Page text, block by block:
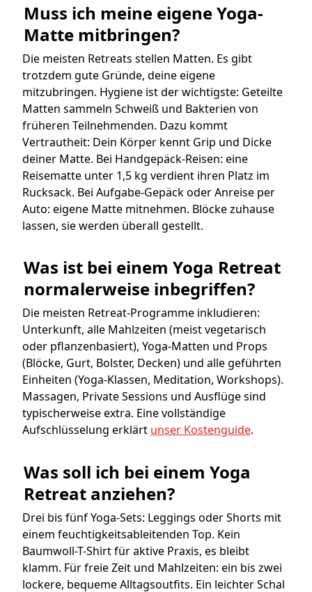
Muss ich meine eigene Yoga-
Matte mitbringen?
Die meisten Retreats stellen Matten. Es gibt
trotzdem gute Gründe, deine eigene
mitzubringen. Hygiene ist der wichtigste: Geteilte
Matten sammeln Schweiß und Bakterien von
früheren Teilnehmenden. Dazu kommt
Vertrautheit: Dein Körper kennt Grip und Dicke
deiner Matte. Bei Handgepäck-Reisen: eine
Reisematte unter 1,5 kg verdient ihren Platz im
Rucksack. Bei Aufgabe-Gepäck oder Anreise per
Auto: eigene Matte mitnehmen. Blöcke zuhause
lassen, sie werden überall gestellt.
Was ist bei einem Yoga Retreat
normalerweise inbegriffen?
Die meisten Retreat-Programme inkludieren:
Unterkunft, alle Mahlzeiten (meist vegetarisch
oder pflanzenbasiert), Yoga-Matten und Props
(Blöcke, Gurt, Bolster, Decken) und alle geführten
Einheiten (Yoga-Klassen, Meditation, Workshops).
Massagen, Private Sessions und Ausflüge sind
typischerweise extra. Eine vollständige
Aufschlüsselung erklärt unser Kostenguide.
Was soll ich bei einem Yoga
Retreat anziehen?
Drei bis fünf Yoga-Sets: Leggings oder Shorts mit
einem feuchtigkeitsableitenden Top. Kein
Baumwoll-T-Shirt für aktive Praxis, es bleibt
klamm. Für freie Zeit und Mahlzeiten: ein bis zwei
lockere, bequeme Alltagsoutfits. Ein leichter Schal